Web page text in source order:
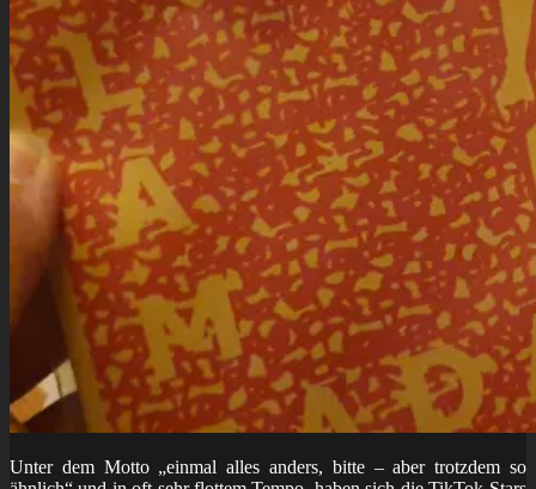
Unter dem Motto „einmal alles anders, bitte – aber trotzdem so